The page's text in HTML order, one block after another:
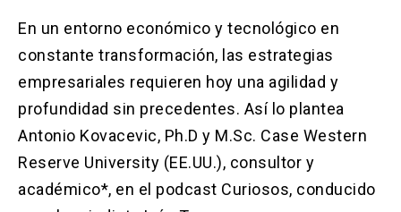
abre
nueva
pestaña)
Portal Empresas
enlace
se
abre
una
nueva
enlace
se
en
una
nueva
pestaña)
ACCESOS UC
Biblioteca launch
(El
enlace
Mi Portal UC launch
(El
enlace
Correo
En un entorno económico y tecnológico en
constante transformación, las estrategias
empresariales requieren hoy una agilidad y
profundidad sin precedentes. Así lo plantea
Antonio Kovacevic, Ph.D y M.Sc. Case Western
Reserve University (EE.UU.), consultor y
académico*, en el podcast Curiosos, conducido